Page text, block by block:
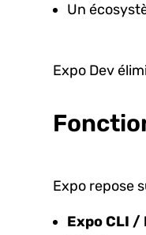
Un
Expo Dev
Expo repose
Expo CLI /